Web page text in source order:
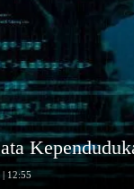
| 12:55